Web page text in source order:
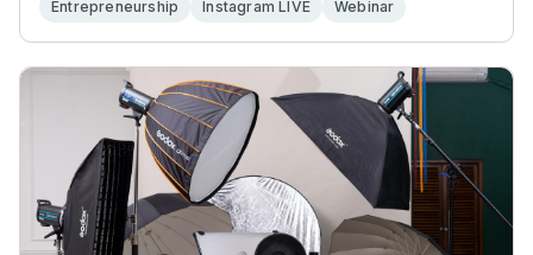
Entrepreneurship Instagram LIVE Webinar